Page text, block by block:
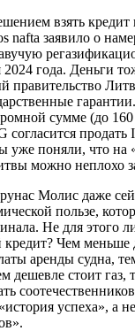
взять кредит
nafta заявило о
2024 года. Деньги
правительство
сумме (до
продать
поняли, что на
можно неплохо
Молис даже
пользе,
Не для этого
Чем меньше
аренды судна,
дешевле стоит газ,
успеха», а